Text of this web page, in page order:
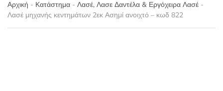
c
h
p
r
Αρχική - Κατάστημα - Λασέ, Λασε Δαντέλα & Εργόχειρα Λασέ -
Λασέ μηχανής κεντημάτων 2εκ Ασημί ανοιχτό – κωδ 822